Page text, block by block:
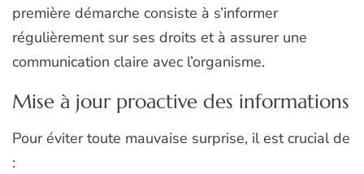
première démarche consiste à s’informer
régulièrement sur ses droits et à assurer une
communication claire avec l’organisme.
Mise à jour proactive des informations
Pour éviter toute mauvaise surprise, il est crucial de
: